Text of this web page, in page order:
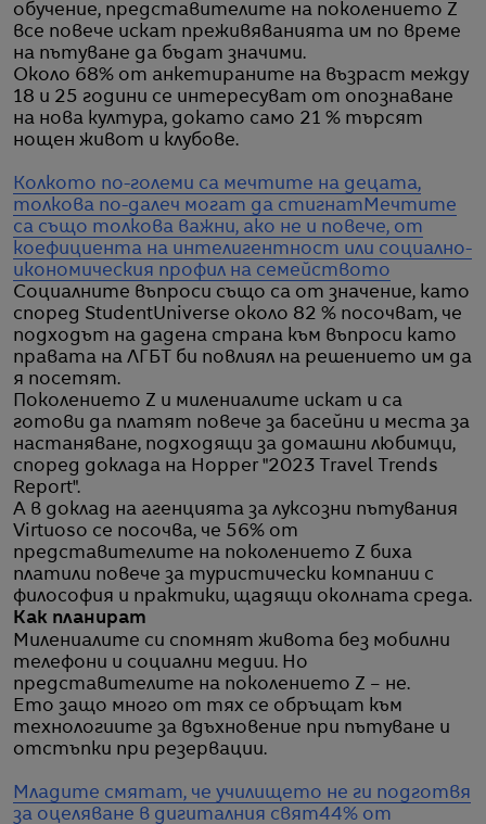
обучение, представителите на поколението Z
все повече искат преживяванията им по време
на пътуване да бъдат значими.
Около 68% от анкетираните на възраст между
18 и 25 години се интересуват от опознаване
на нова култура, докато само 21 % търсят
нощен живот и клубове.
Колкото по-големи са мечтите на децата,
толкова по-далеч могат да стигнат Мечтите
са също толкова важни, ако не и повече, от
коефициента на интелигентност или социално-
икономическия профил на семейството
Социалните въпроси също са от значение, като
според StudentUniverse около 82 % посочват, че
подходът на дадена страна към въпроси като
правата на ЛГБТ би повлиял на решението им да
я посетят.
Поколението Z и милениалите искат и са
готови да платят повече за басейни и места за
настаняване, подходящи за домашни любимци,
според доклада на Hopper "2023 Travel Trends
Report".
А в доклад на агенцията за луксозни пътувания
Virtuoso се посочва, че 56% от
представителите на поколението Z биха
платили повече за туристически компании с
философия и практики, щадящи околната среда.
Как планират
Милениалите си спомнят живота без мобилни
телефони и социални медии. Но
представителите на поколението Z – не.
Ето защо много от тях се обръщат към
технологиите за вдъхновение при пътуване и
отстъпки при резервации.
Младите смятат, че училището не ги подготвя
за оцеляване в дигиталния свят44% от